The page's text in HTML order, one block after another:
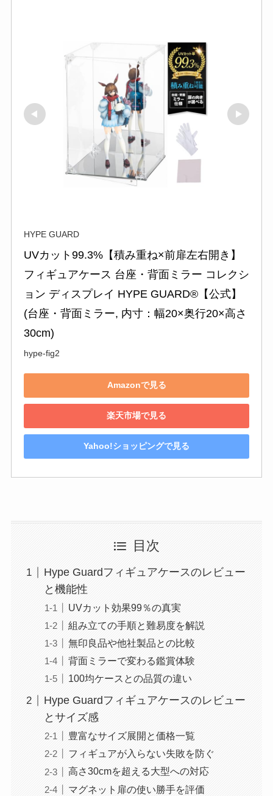
HYPE GUARD
UVカット99.3%【積み重ね×前扉左右開き】
フィギュアケース 台座・背面ミラー コレクシ
ョン ディスプレイ HYPE GUARD®【公式】
(台座・背面ミラー, 内寸：幅20×奥行20×高さ
30cm)
hype-fig2
Amazonで見る
楽天市場で見る
Yahoo!ショッピングで見る
目次
Hype Guardフィギュアケースのレビュー
と機能性
UVカット効果99％の真実
組み立ての手順と難易度を解説
無印良品や他社製品との比較
背面ミラーで変わる鑑賞体験
100均ケースとの品質の違い
Hype Guardフィギュアケースのレビュー
とサイズ感
豊富なサイズ展開と価格一覧
フィギュアが入らない失敗を防ぐ
高さ30cmを超える大型への対応
マグネット扉の使い勝手を評価